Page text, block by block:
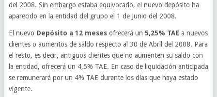
del 2008. Sin embargo estaba equivocado, el nuevo depósito ha
aparecido en la entidad del grupo el 1 de Junio del 2008.
El nuevo Depósito a 12 mesesofrecerá un 5,25% TAE a nuevos
clientes o aumentos de saldo respecto al 30 de Abril del 2008. Para
el resto, es decir, antiguos clientes que no aumenten su saldo con
la entidad, ofrecerá un 4,5% TAE. En caso de liquidación anticipada
se remunerará por un 4% TAE durante los días que haya estado
vigente.